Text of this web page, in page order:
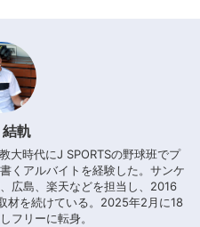
軌
大時代にJ SPORTSの野球班でプ
くアルバイトを経験した。サンケ
広島、楽天などを担当し、2016
材を続けている。2025年2月に18
フリーに転身。